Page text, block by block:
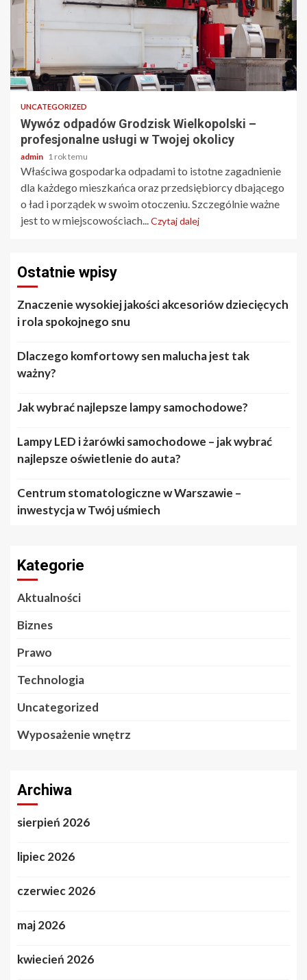
3 min odczytu
UNCATEGORIZED
Wywóz odpadów Grodzisk Wielkopolski –
profesjonalne usługi w Twojej okolicy
admin 1 rok temu
Właściwa gospodarka odpadami to istotne zagadnienie
dla każdego mieszkańca oraz przedsiębiorcy dbającego
o ład i porządek w swoim otoczeniu. Szczególnie ważne
jest to w miejscowościach...Czytaj dalej
Ostatnie wpisy
Znaczenie wysokiej jakości akcesoriów dziecięcych
i rola spokojnego snu
Dlaczego komfortowy sen malucha jest tak
ważny?
Jak wybrać najlepsze lampy samochodowe?
Lampy LED i żarówki samochodowe – jak wybrać
najlepsze oświetlenie do auta?
Centrum stomatologiczne w Warszawie –
inwestycja w Twój uśmiech
Kategorie
Aktualności
Biznes
Prawo
Technologia
Uncategorized
Wyposażenie wnętrz
Archiwa
sierpień 2026
lipiec 2026
czerwiec 2026
maj 2026
kwiecień 2026